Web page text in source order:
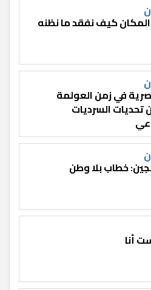
كيف نفقد ما نظنه
في زمن العولمة
تحديات السرديات
خطاب بلا وطن
أنا